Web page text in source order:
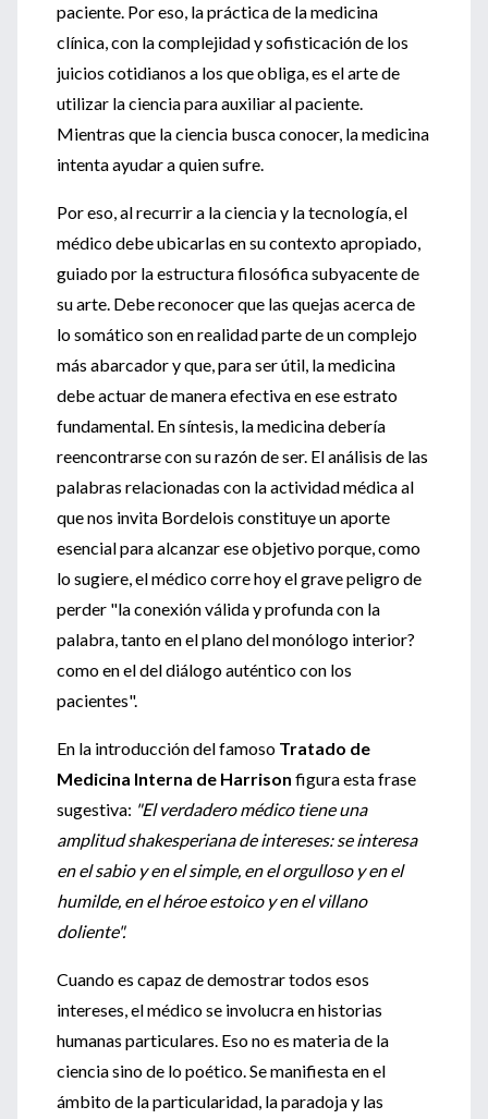
paciente. Por eso, la práctica de la medicina
clínica, con la complejidad y sofisticación de los
juicios cotidianos a los que obliga, es el arte de
utilizar la ciencia para auxiliar al paciente.
Mientras que la ciencia busca conocer, la medicina
intenta ayudar a quien sufre.
Por eso, al recurrir a la ciencia y la tecnología, el
médico debe ubicarlas en su contexto apropiado,
guiado por la estructura filosófica subyacente de
su arte. Debe reconocer que las quejas acerca de
lo somático son en realidad parte de un complejo
más abarcador y que, para ser útil, la medicina
debe actuar de manera efectiva en ese estrato
fundamental. En síntesis, la medicina debería
reencontrarse con su razón de ser. El análisis de las
palabras relacionadas con la actividad médica al
que nos invita Bordelois constituye un aporte
esencial para alcanzar ese objetivo porque, como
lo sugiere, el médico corre hoy el grave peligro de
perder "la conexión válida y profunda con la
palabra, tanto en el plano del monólogo interior?
como en el del diálogo auténtico con los
pacientes".
En la introducción del famoso Tratado de
Medicina Interna de Harrison figura esta frase
sugestiva: "El verdadero médico tiene una
amplitud shakesperiana de intereses: se interesa
en el sabio y en el simple, en el orgulloso y en el
humilde, en el héroe estoico y en el villano
doliente".
Cuando es capaz de demostrar todos esos
intereses, el médico se involucra en historias
humanas particulares. Eso no es materia de la
ciencia sino de lo poético. Se manifiesta en el
ámbito de la particularidad, la paradoja y las